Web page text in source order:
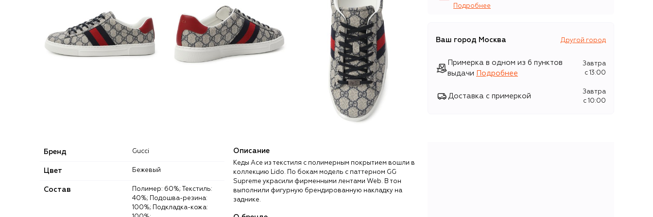
Подробнее
Ваш город Москва Другой город
Примерка в одном из 6 пунктов
выдачи
Подробнее
Завтра
c 13:00
Доставка с примеркой
Завтра
c 10:00
Бренд Gucci
Цвет Бежевый
Состав
40%; Подошва-резина:
100%; Подкладка-кожа:
Описание
Кеды Ace из текстиля с полимерным покрытием вошли в
коллекцию Lido. По бокам модель с паттерном GG
Supreme украсили фирменными лентами Web. В тон
выполнили фигурную брендированную накладку на
заднике.